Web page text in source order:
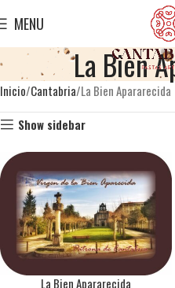
MENU
La Bien
Inicio Cantabria La Bien Apararecida
Show sidebar
La Bien Apararecida